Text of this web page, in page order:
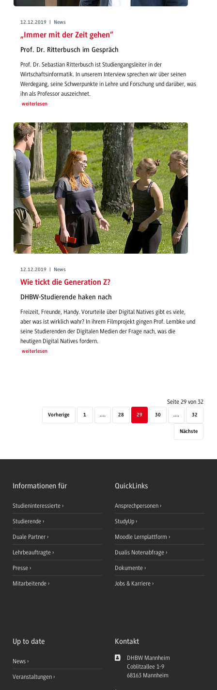
12.12.2019 | News
„Immer mit der Zeit gehen“
Prof. Dr. Ritterbusch im Gespräch
Prof. Dr. Sebastian Ritterbusch ist Studiengangsleiter in der
Wirtschaftsinformatik. In unserem Interview sprechen wir über seinen
Werdegang, seine Schwerpunkte in Lehre und Forschung und darüber, was
ihn als Professor auszeichnet.
weiterlesen
12.12.2019 | News
Wie tickt die Generation Z?
DHBW-Studierende haken nach
Freizeit, Freunde, Handy. Vorurteile über Digital Natives gibt es viele,
aber was ist wirklich wahr? In ihrem Filmprojekt gingen Prof. Lembke und
seine Studierenden der Digitalen Medien der Frage nach, was die
heutigen Digital Natives fordern.
weiterlesen
Seite 29 von 32
Vorherige 1 .... 28 29 30 .... 32
Nächste
Informationen für
Studieninteressierte
Studierende
Duale Partner
Lehrbeauftragte
Presse
Mitarbeitende
QuickLinks
Ansprechpersonen
StudyUp
Moodle Lernplattform
Dualis Notenabfrage
Dokumente
Jobs & Karriere
Up to date
News
Veranstaltungen
Kontakt
DHBW Mannheim
Coblitzallee 1-9
68163 Mannheim